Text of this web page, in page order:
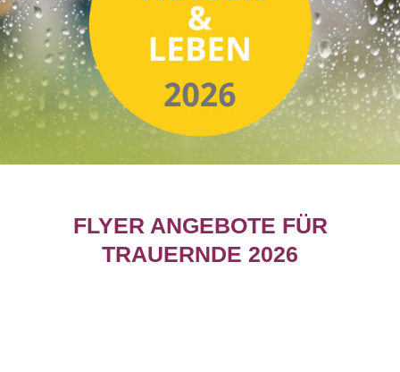
FLYER ANGEBOTE FÜR
TRAUERNDE 2026